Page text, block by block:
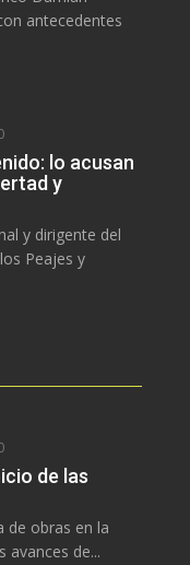
antecedentes
lo acusan
y
y dirigente del
Peajes y
de las
de obras en la
avances de...